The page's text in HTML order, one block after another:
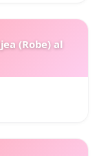
(Robe) al